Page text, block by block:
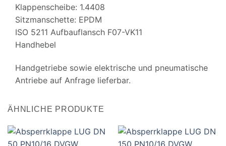
Klappenscheibe: 1.4408
Sitzmanschette: EPDM
ISO 5211 Aufbauflansch F07-VK11
Handhebel
Handgetriebe sowie elektrische und pneumatische
Antriebe auf Anfrage lieferbar.
ÄHNLICHE PRODUKTE